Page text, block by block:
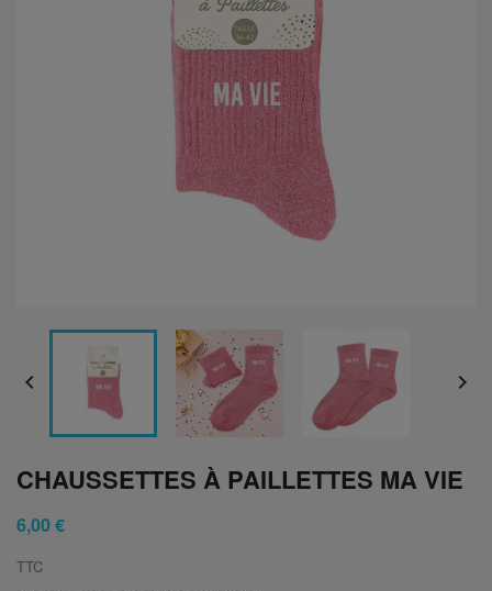
 
CHAUSSETTES À PAILLETTES MA VIE
6,00 €
TTC